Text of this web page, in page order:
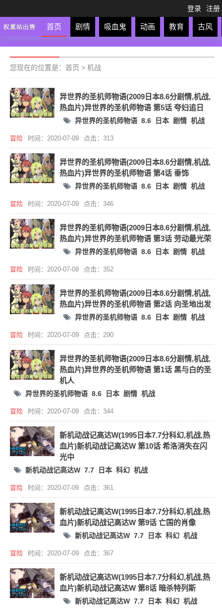
登录 注册
首页 剧情 吸血鬼 动画 教育 古风
轻松 校园 科幻 亲子 格斗 运动 恋爱 竞
您现在的位置是： 首页 > 机战
异世界的圣机师物语(2009日本8.6分剧情,机战,
热血片)异世界的圣机师物语 第5话 夸妇追日
异世界的圣机师物语 8.6 日本 剧情 机战
冒险 时间：2020-07-09 点击：313
异世界的圣机师物语(2009日本8.6分剧情,机战,
热血片)异世界的圣机师物语 第4话 垂饰
异世界的圣机师物语 8.6 日本 剧情 机战
冒险 时间：2020-07-09 点击：346
异世界的圣机师物语(2009日本8.6分剧情,机战,
热血片)异世界的圣机师物语 第3话 劳动最光荣
异世界的圣机师物语 8.6 日本 剧情 机战
冒险 时间：2020-07-09 点击：352
异世界的圣机师物语(2009日本8.6分剧情,机战,
热血片)异世界的圣机师物语 第2话 向圣地出发
异世界的圣机师物语 8.6 日本 剧情 机战
冒险 时间：2020-07-09 点击：290
异世界的圣机师物语(2009日本8.6分剧情,机战,
热血片)异世界的圣机师物语 第1话 黑与白的圣
机人
异世界的圣机师物语 8.6 日本 剧情 机战
冒险 时间：2020-07-09 点击：344
新机动战记高达W(1995日本7.7分科幻,机战,热
血片)新机动战记高达W 第10话 希洛消失在闪
光中
新机动战记高达W 7.7 日本 科幻 机战
冒险 时间：2020-07-09 点击：361
新机动战记高达W(1995日本7.7分科幻,机战,热
血片)新机动战记高达W 第9话 亡国的肖像
新机动战记高达W 7.7 日本 科幻 机战
冒险 时间：2020-07-09 点击：367
新机动战记高达W(1995日本7.7分科幻,机战,热
血片)新机动战记高达W 第8话 暗杀特列斯
新机动战记高达W 7.7 日本 科幻 机战